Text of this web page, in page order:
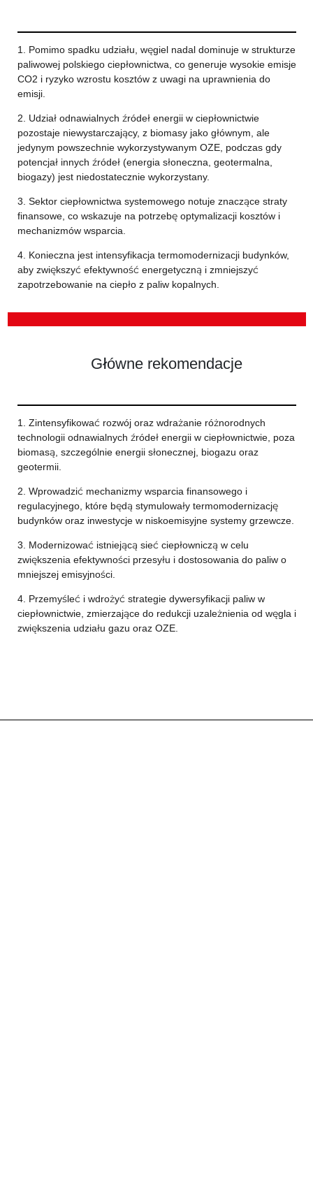
1. Pomimo spadku udziału, węgiel nadal dominuje w strukturze
paliwowej polskiego ciepłownictwa, co generuje wysokie emisje
CO2 i ryzyko wzrostu kosztów z uwagi na uprawnienia do
emisji.
2. Udział odnawialnych źródeł energii w ciepłownictwie
pozostaje niewystarczający, z biomasy jako głównym, ale
jedynym powszechnie wykorzystywanym OZE, podczas gdy
potencjał innych źródeł (energia słoneczna, geotermalna,
biogazy) jest niedostatecznie wykorzystany.
3. Sektor ciepłownictwa systemowego notuje znaczące straty
finansowe, co wskazuje na potrzebę optymalizacji kosztów i
mechanizmów wsparcia.
4. Konieczna jest intensyfikacja termomodernizacji budynków,
aby zwiększyć efektywność energetyczną i zmniejszyć
zapotrzebowanie na ciepło z paliw kopalnych.
Główne rekomendacje
1. Zintensyfikować rozwój oraz wdrażanie różnorodnych
technologii odnawialnych źródeł energii w ciepłownictwie, poza
biomasą, szczególnie energii słonecznej, biogazu oraz
geotermii.
2. Wprowadzić mechanizmy wsparcia finansowego i
regulacyjnego, które będą stymulowały termomodernizację
budynków oraz inwestycje w niskoemisyjne systemy grzewcze.
3. Modernizować istniejącą sieć ciepłowniczą w celu
zwiększenia efektywności przesyłu i dostosowania do paliw o
mniejszej emisyjności.
4. Przemyśleć i wdrożyć strategie dywersyfikacji paliw w
ciepłownictwie, zmierzające do redukcji uzależnienia od węgla i
zwiększenia udziału gazu oraz OZE.